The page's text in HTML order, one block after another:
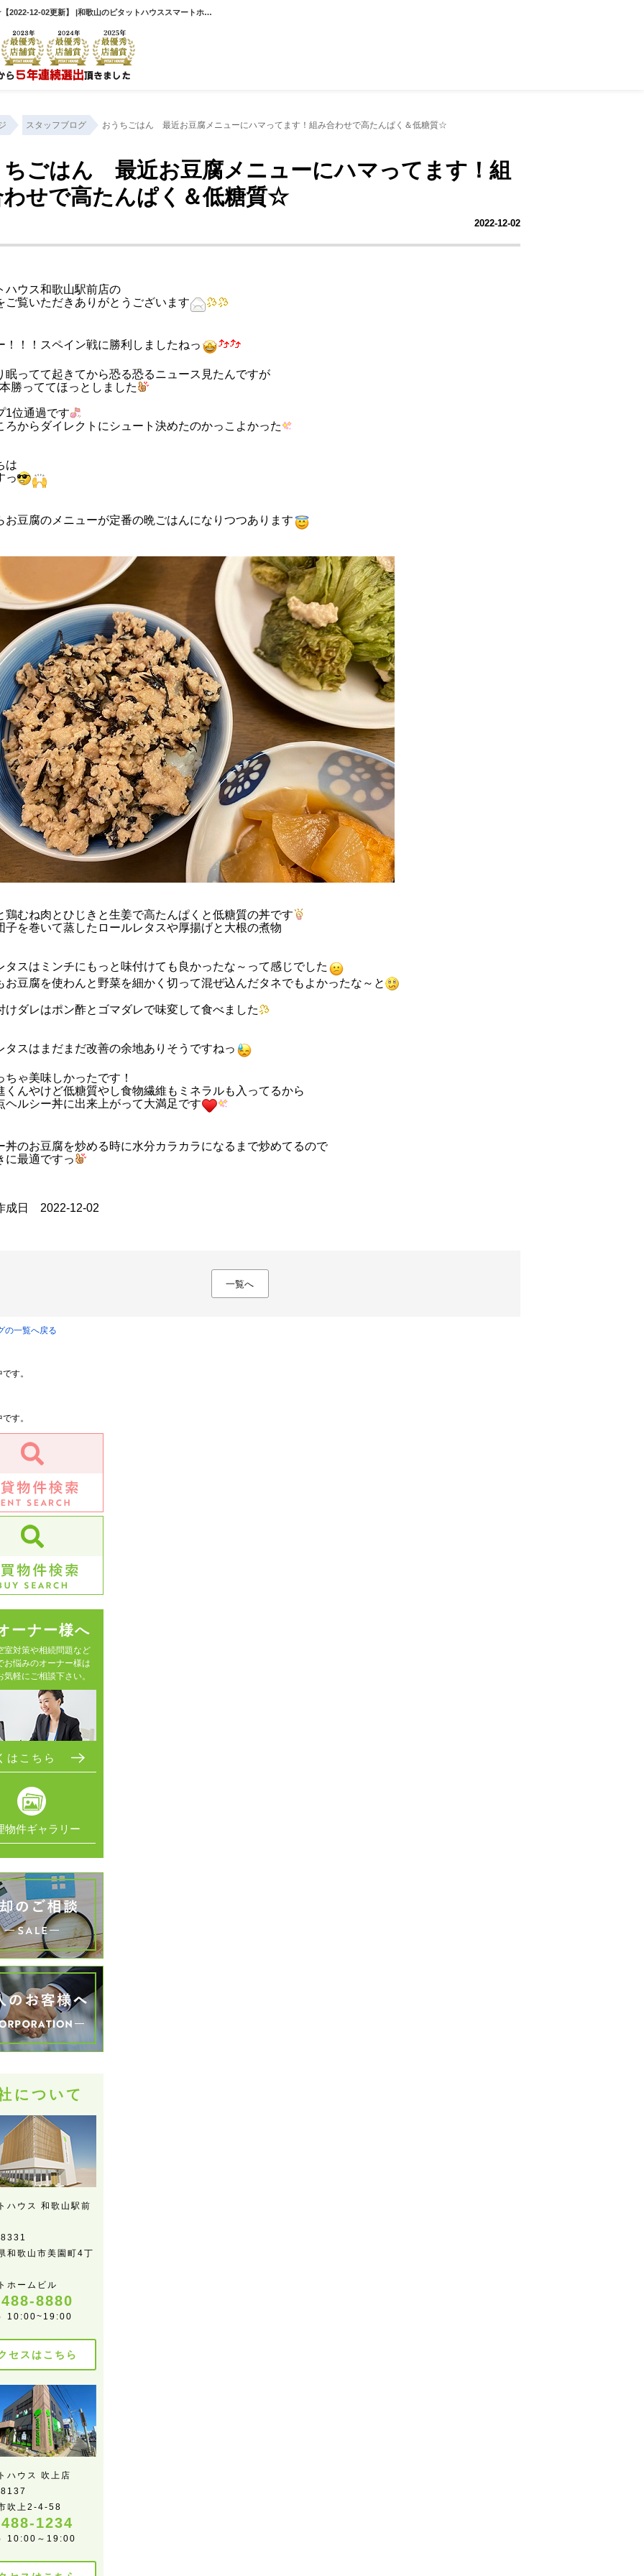
おうちごはん 最近お豆腐メニューにハマってます！組み合わせで高たんぱく＆低糖質☆【2022-12-02更新】 |和歌山のピタットハウススマートホーム
スタッフブログ おうちごはん 最近お豆腐メニューにハマってます！組み合わせで高たんぱく＆低糖質☆
ごはん 最近お豆腐メニューにハマってます！組
せで高たんぱく＆低糖質☆
2022-12-02
ハウス和歌山駅前店の
ご覧いただきありがとうございます
！！！スペイン戦に勝利しましたねっ
眠ってて起きてから恐る恐るニュース見たんですが
勝っててほっとしました
1位通過です
ろからダイレクトにシュート決めたのかっこよかった
は
っ
お豆腐のメニューが定番の晩ごはんになりつつあります
鶏むね肉とひじきと生姜で高たんぱくと低糖質の丼です
子を巻いて蒸したロールレタスや厚揚げと大根の煮物
タスはミンチにもっと味付けても良かったな～って感じでした
お豆腐を使わんと野菜を細かく切って混ぜ込んだタネでもよかったな～と
けダレはポン酢とゴマダレで味変して食べました
タスはまだまだ改善の余地ありそうですねっ
ちゃ美味しかったです！
くんやけど低糖質やし食物繊維もミネラルも入ってるから
ヘルシー丼に出来上がって大満足です
丼のお豆腐を炒める時に水分カラカラになるまで炒めてるので
に最適ですっ
成日 2022-12-02
一覧へ
の一覧へ戻る
す。
す。
ーナー様へ
室対策や相続問題など
お悩みのオーナー様は
気軽にご相談下さい。
はこちら
物件ギャラリー
について
ハウス 和歌山駅前
和歌山市美園町4丁
ホームビル
8880
10:00~19:00
セスはこちら
ハウス 吹上店
吹上2-4-58
1234
10:00～19:00